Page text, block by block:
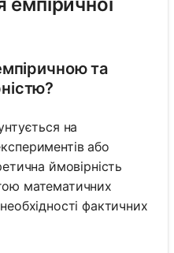
та
на
або
ймовірність
математичних
фактичних